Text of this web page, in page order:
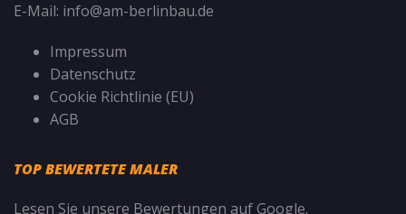
E-Mail: info@am-berlinbau.de
Impressum
Datenschutz
Cookie Richtlinie (EU)
AGB
TOP BEWERTETE MALER
Lesen Sie unsere Bewertungen auf Google.